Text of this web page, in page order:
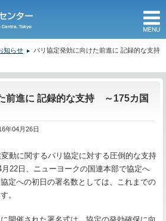
知らせ
パリ協定発効に向けた前進に 記録的な支持
前進に 記録的な支持 ～175カ国
年04月26日
動に関するパリ協定に対する圧倒的な支持
22日、ニューヨークの国連本部で協定へ
定への初日の署名数としては、これまでの
。